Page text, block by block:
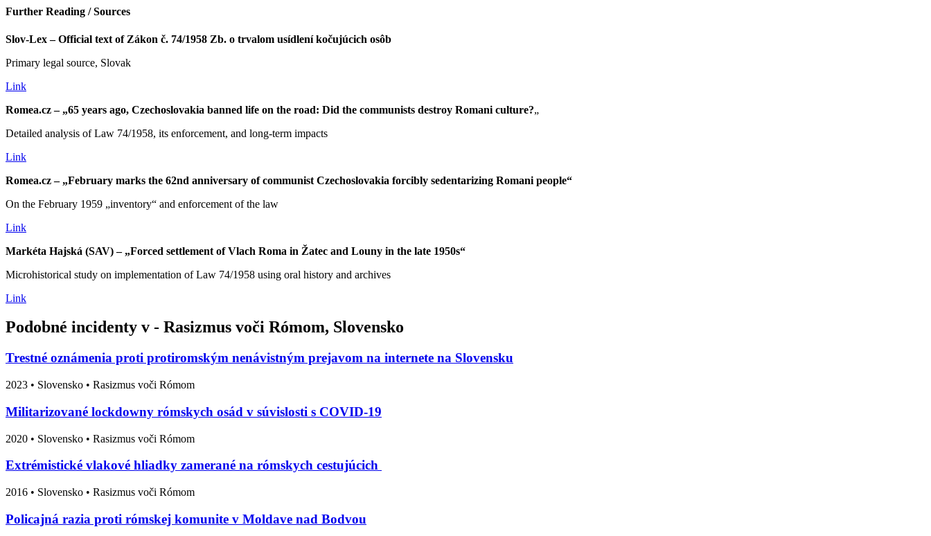
Further Reading / Sources
Slov-Lex – Official text of Zákon č. 74/1958 Zb. o trvalom usídlení kočujúcich osôb
Primary legal source, Slovak
Link
Romea.cz – „65 years ago, Czechoslovakia banned life on the road: Did the communists destroy Romani culture?„
Detailed analysis of Law 74/1958, its enforcement, and long-term impacts
Link
Romea.cz – „February marks the 62nd anniversary of communist Czechoslovakia forcibly sedentarizing Romani people“
On the February 1959 „inventory“ and enforcement of the law
Link
Markéta Hajská (SAV) – „Forced settlement of Vlach Roma in Žatec and Louny in the late 1950s“
Microhistorical study on implementation of Law 74/1958 using oral history and archives
Link
Podobné incidenty v - Rasizmus voči Rómom, Slovensko
Trestné oznámenia proti protiromským nenávistným prejavom na internete na Slovensku
2023 • Slovensko • Rasizmus voči Rómom
Militarizované lockdowny rómskych osád v súvislosti s COVID-19
2020 • Slovensko • Rasizmus voči Rómom
Extrémistické vlakové hliadky zamerané na rómskych cestujúcich
2016 • Slovensko • Rasizmus voči Rómom
Policajná razia proti rómskej komunite v Moldave nad Bodvou